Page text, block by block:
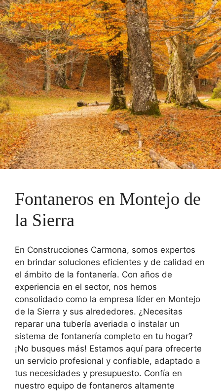
Fontaneros en Montejo de
la Sierra
En Construcciones Carmona, somos expertos
en brindar soluciones eficientes y de calidad en
el ámbito de la fontanería. Con años de
experiencia en el sector, nos hemos
consolidado como la empresa líder en Montejo
de la Sierra y sus alrededores. ¿Necesitas
reparar una tubería averiada o instalar un
sistema de fontanería completo en tu hogar?
¡No busques más! Estamos aquí para ofrecerte
un servicio profesional y confiable, adaptado a
tus necesidades y presupuesto. Confía en
nuestro equipo de fontaneros altamente